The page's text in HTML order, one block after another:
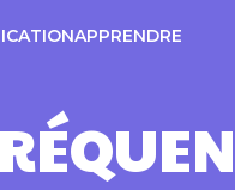
APPRENDRE